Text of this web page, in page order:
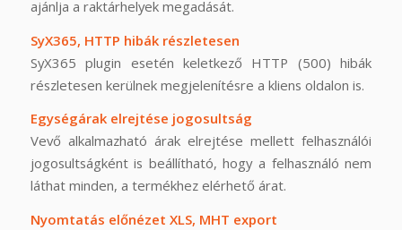
ajánlja a raktárhelyek megadását.
SyX365, HTTP hibák részletesen
SyX365 plugin esetén keletkező HTTP (500) hibák
részletesen kerülnek megjelenítésre a kliens oldalon is.
Egységárak elrejtése jogosultság
Vevő alkalmazható árak elrejtése mellett felhasználói
jogosultságként is beállítható, hogy a felhasználó nem
láthat minden, a termékhez elérhető árat.
Nyomtatás előnézet XLS, MHT export